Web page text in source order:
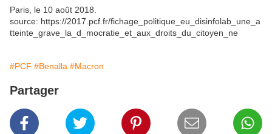
Paris, le 10 août 2018.
source: https://2017.pcf.fr/fichage_politique_eu_disinfolab_une_a
tteinte_grave_la_d_mocratie_et_aux_droits_du_citoyen_ne
#PCF #Benalla #Macron
Partager